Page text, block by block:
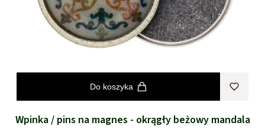
Do koszyka
Wpinka / pins na magnes - okrągły beżowy mandala